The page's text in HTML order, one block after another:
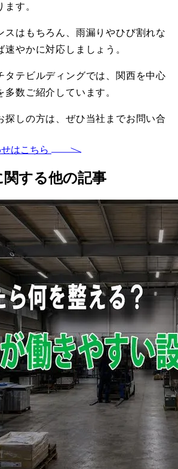
ます。
スはもちろん、雨漏りやひび割れな
速やかに対応しましょう。
タテビルディングでは、関西を中心
数ご紹介しています。
探しの方は、ぜひ当社までお問い合
はこちら
する他の記事